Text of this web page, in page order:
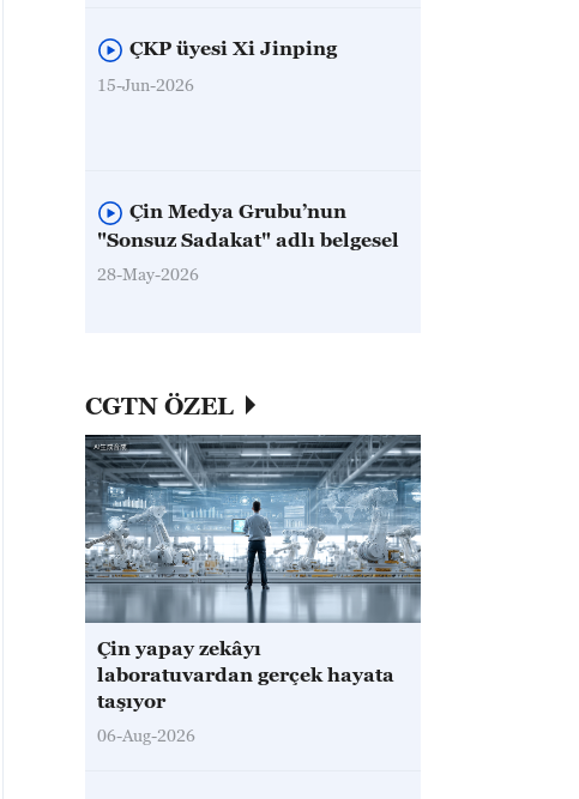
ÇKP üyesi Xi Jinping
15-Jun-2026
Çin Medya Grubu’nun
"Sonsuz Sadakat" adlı belgesel
28-May-2026
CGTN ÖZEL
Çin yapay zekâyı
laboratuvardan gerçek hayata
taşıyor
06-Aug-2026